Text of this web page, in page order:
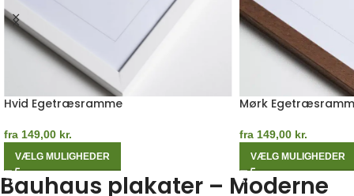
Hvid Egetræsramme
fra 149,00 kr.
VÆLG MULIGHEDER
Mørk
fra 149,00 kr.
VÆLG MULIGHEDER
Bauhaus plakater – Moderne